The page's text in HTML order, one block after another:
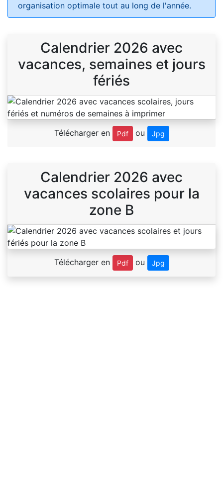
organisation optimale tout au long de l'année.
Calendrier 2026 avec
vacances, semaines et jours
fériés
Télécharger en Pdf ou Jpg
Calendrier 2026 avec
vacances scolaires pour la
zone B
Télécharger en Pdf ou Jpg